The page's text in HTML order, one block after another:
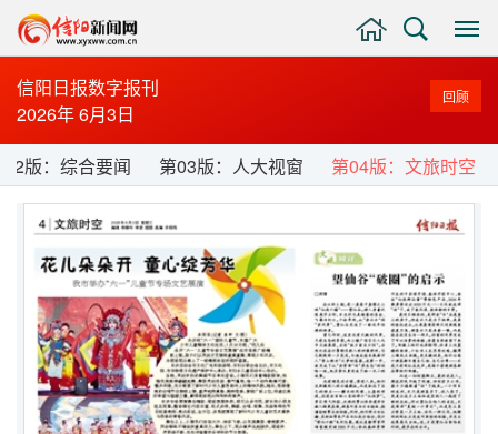
显
示
与
隐
侧
边
栏
搜
索
主
页
信阳日报数字报刊
2026年 6月3日
回顾
版：综合要闻 第03版：人大视窗 第04版：文旅时空